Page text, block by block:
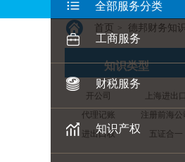
全部服务分类
工商服务
财税服务
知识产权
首页 > 德邦财务知
知识类型
开公司 上海进出口
代理记账
注册前海公
进出口权
五证合一